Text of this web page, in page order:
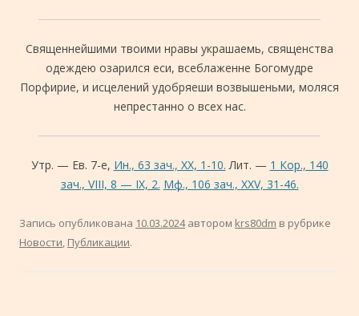
Священнейшими твоими нравы украшаемь, священства
одеждею озарился еси, всеблаженне Богомудре
Порфирие, и исцелений удобряеши возвышеньми, моляся
непрестанно о всех нас.
Утр. — Ев. 7-е, Ин., 63 зач., XX, 1-10. Лит. — 1 Кор., 140
зач., VIII, 8 — IX, 2. Мф., 106 зач., XXV, 31-46.
Запись опубликована 10.03.2024автором krs80dm в рубрике
Новости, Публикации.